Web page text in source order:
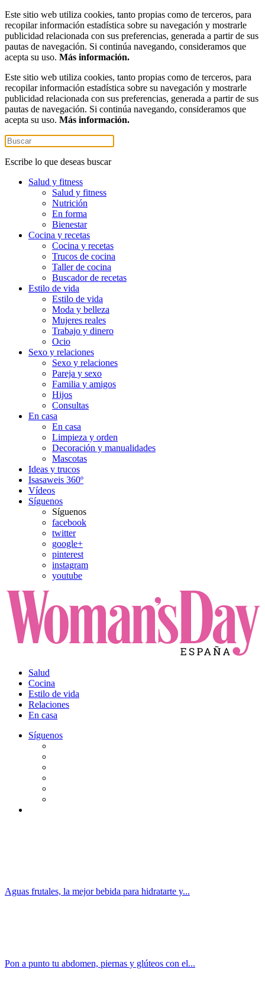
Este sitio web utiliza cookies, tanto propias como de terceros, para
recopilar información estadística sobre su navegación y mostrarle
publicidad relacionada con sus preferencias, generada a partir de sus
pautas de navegación. Si continúa navegando, consideramos que
acepta su uso. Más información.
Este sitio web utiliza cookies, tanto propias como de terceros, para
recopilar información estadística sobre su navegación y mostrarle
publicidad relacionada con sus preferencias, generada a partir de sus
pautas de navegación. Si continúa navegando, consideramos que
acepta su uso. Más información.
Escribe lo que deseas buscar
Salud y fitness
Salud y fitness
Nutrición
En forma
Bienestar
Cocina y recetas
Cocina y recetas
Trucos de cocina
Taller de cocina
Buscador de recetas
Estilo de vida
Estilo de vida
Moda y belleza
Mujeres reales
Trabajo y dinero
Ocio
Sexo y relaciones
Sexo y relaciones
Pareja y sexo
Familia y amigos
Hijos
Consultas
En casa
En casa
Limpieza y orden
Decoración y manualidades
Mascotas
Ideas y trucos
Isasaweis 360º
Vídeos
Síguenos
Síguenos
facebook
twitter
google+
pinterest
instagram
youtube
Salud
Cocina
Estilo de vida
Relaciones
En casa
Síguenos
Aguas frutales, la mejor bebida para hidratarte y...
Pon a punto tu abdomen, piernas y glúteos con el...